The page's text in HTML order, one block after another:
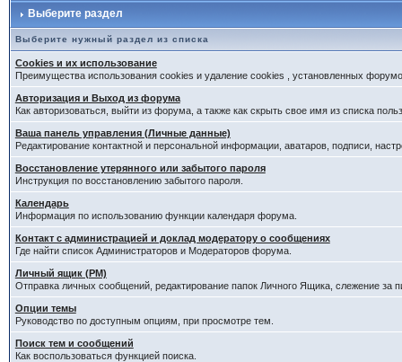
Выберите раздел
Выберите нужный раздел из списка
Cookies и их использование
Преимущества использования cookies и удаление cookies , установленных
Авторизация и Выход из форума
Как авторизоваться, выйти из форума, а также как скрыть свое имя из списка
Ваша панель управления (Личные данные)
Редактирование контактной и персональной информации, аватаров, подписи,
Восстановление утерянного или забытого пароля
Инструкция по восстановлению забытого пароля.
Календарь
Информация по использованию функции календаря форума.
Контакт с администрацией и доклад модератору о сообщениях
Где найти список Администраторов и Модераторов форума.
Личный ящик (PM)
Отправка личных сообщений, редактирование папок Личного Ящика, слежение за
Опции темы
Руководство по доступным опциям, при просмотре тем.
Поиск тем и сообщений
Как воспользоваться функцией поиска.